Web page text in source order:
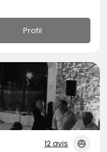
Profil
12 avis